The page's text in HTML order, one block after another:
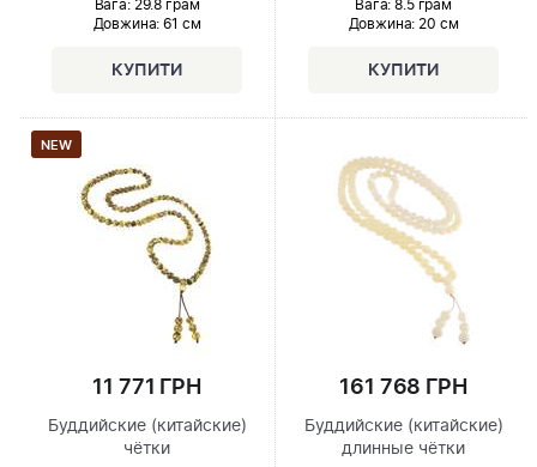
Вага: 29.8 грам
Довжина: 61 см
Вага: 8.5 грам
Довжина: 20 см
NEW
11 771 ГРН
Буддийские (китайские)
чётки
161 768 ГРН
Буддийские (китайские)
длинные чётки